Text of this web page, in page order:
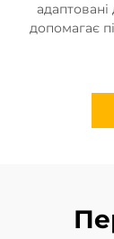
допомагає